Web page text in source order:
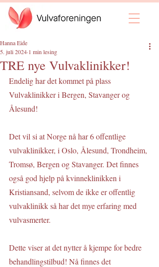
TRE nye Vulvaklinikker!
Hanna Eide
5. juli 2024 1 min lesing
Endelig har det kommet på plass
Vulvaklinikker i Bergen, Stavanger og
Ålesund!
Det vil si at Norge nå har 6 offentlige
vulvaklinikker, i Oslo, Ålesund, Trondheim,
Tromsø, Bergen og Stavanger. Det finnes
også god hjelp på kvinneklinikken i
Kristiansand, selvom de ikke er offentlig
vulvaklinikk så har det mye erfaring med
vulvasmerter.
Dette viser at det nytter å kjempe for bedre
behandlingstilbud! Nå finnes det